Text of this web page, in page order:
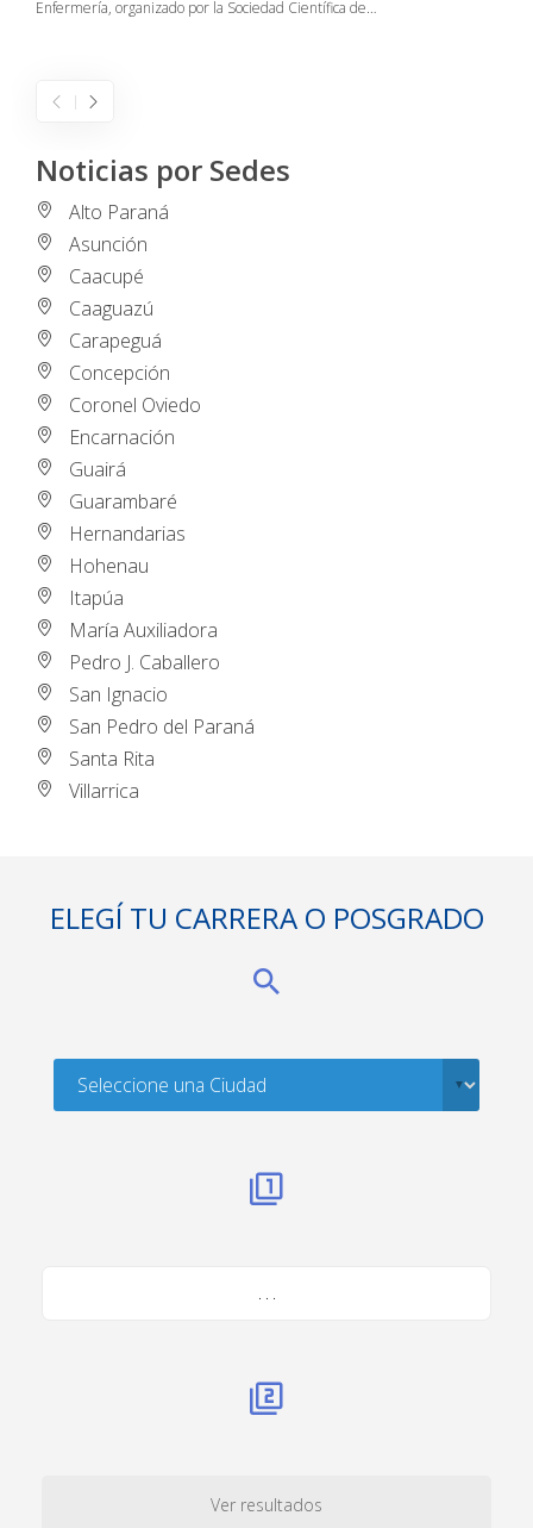
Enfermería, organizado por la Sociedad Científica de…
Noticias por Sedes
Alto Paraná
Asunción
Caacupé
Caaguazú
Carapeguá
Concepción
Coronel Oviedo
Encarnación
Guairá
Guarambaré
Hernandarias
Hohenau
Itapúa
María Auxiliadora
Pedro J. Caballero
San Ignacio
San Pedro del Paraná
Santa Rita
Villarrica
ELEGÍ TU CARRERA O POSGRADO
Ver resultados